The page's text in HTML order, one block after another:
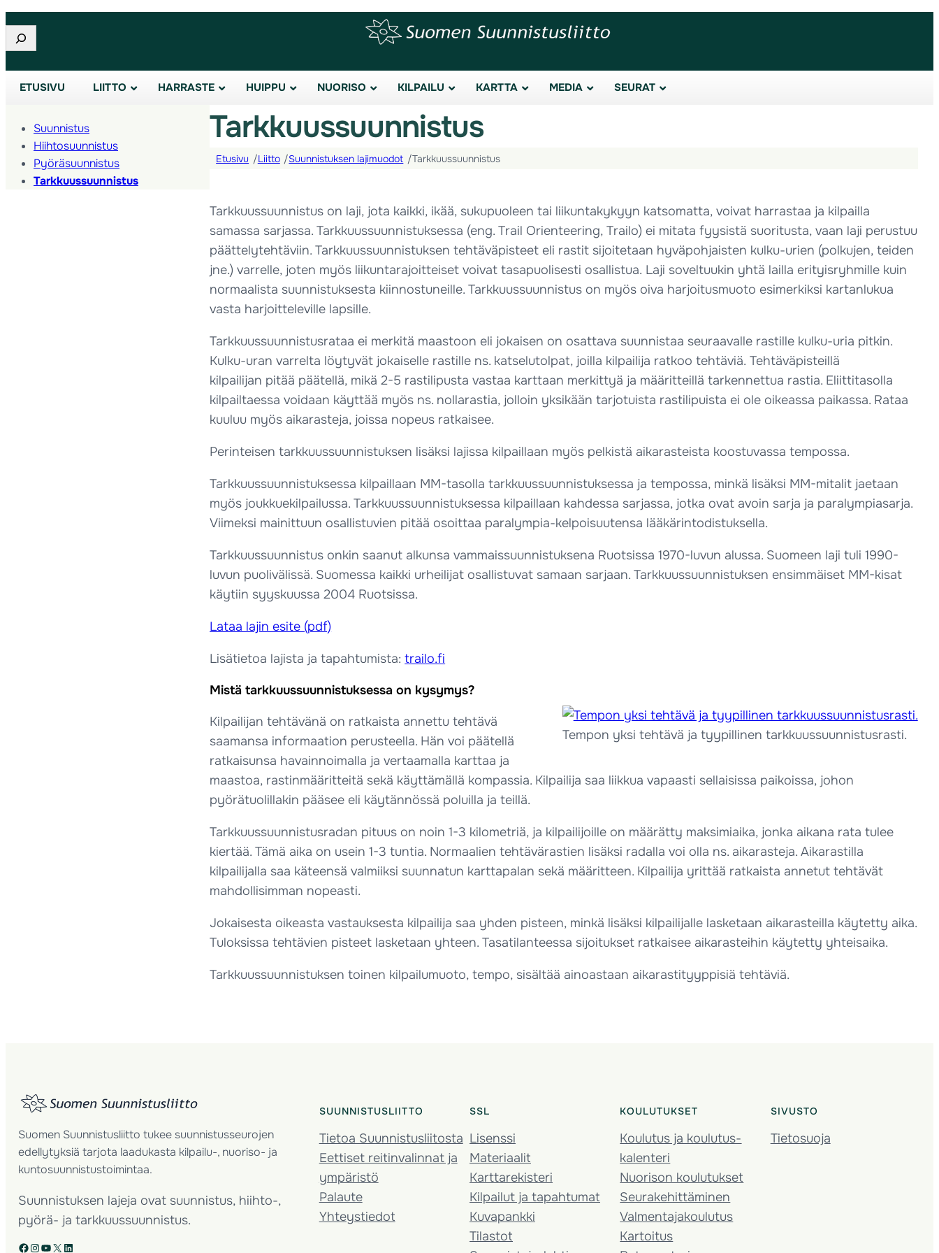
Etsi
ETUSIVU LIITTO HARRASTE HUIPPU NUORISO KILPAILU KARTTA MEDIA SEURAT
Suunnistus
Hiihtosuunnistus
Pyöräsuunnistus
Tarkkuussuunnistus
Tarkkuussuunnistus
Etusivu /Liitto /Suunnistuksen lajimuodot /Tarkkuussuunnistus
Tarkkuussuunnistus on laji, jota kaikki, ikää, sukupuoleen tai liikuntakykyyn katsomatta, voivat harrastaa ja kilpailla
samassa sarjassa. Tarkkuussuunnistuksessa (eng. Trail Orienteering, Trailo) ei mitata fyysistä suoritusta, vaan laji perustuu
päättelytehtäviin. Tarkkuussuunnistuksen tehtäväpisteet eli rastit sijoitetaan hyväpohjaisten kulku-urien (polkujen, teiden
jne.) varrelle, joten myös liikuntarajoitteiset voivat tasapuolisesti osallistua. Laji soveltuukin yhtä lailla erityisryhmille kuin
normaalista suunnistuksesta kiinnostuneille. Tarkkuussuunnistus on myös oiva harjoitusmuoto esimerkiksi kartanlukua
vasta harjoitteleville lapsille.
Tarkkuussuunnistusrataa ei merkitä maastoon eli jokaisen on osattava suunnistaa seuraavalle rastille kulku-uria pitkin.
Kulku-uran varrelta löytyvät jokaiselle rastille ns. katselutolpat, joilla kilpailija ratkoo tehtäviä. Tehtäväpisteillä
kilpailijan pitää päätellä, mikä 2-5 rastilipusta vastaa karttaan merkittyä ja määritteillä tarkennettua rastia. Eliittitasolla
kilpailtaessa voidaan käyttää myös ns. nollarastia, jolloin yksikään tarjotuista rastilipuista ei ole oikeassa paikassa. Rataa
kuuluu myös aikarasteja, joissa nopeus ratkaisee.
Perinteisen tarkkuussuunnistuksen lisäksi lajissa kilpaillaan myös pelkistä aikarasteista koostuvassa tempossa.
Tarkkuussuunnistuksessa kilpaillaan MM-tasolla tarkkuussuunnistuksessa ja tempossa, minkä lisäksi MM-mitalit jaetaan
myös joukkuekilpailussa. Tarkkuussuunnistuksessa kilpaillaan kahdessa sarjassa, jotka ovat avoin sarja ja paralympiasarja.
Viimeksi mainittuun osallistuvien pitää osoittaa paralympia-kelpoisuutensa lääkärintodistuksella.
Tarkkuussuunnistus onkin saanut alkunsa vammaissuunnistuksena Ruotsissa 1970-luvun alussa. Suomeen laji tuli 1990-
luvun puolivälissä. Suomessa kaikki urheilijat osallistuvat samaan sarjaan. Tarkkuussuunnistuksen ensimmäiset MM-kisat
käytiin syyskuussa 2004 Ruotsissa.
Lataa lajin esite (pdf)
Lisätietoa lajista ja tapahtumista:trailo.fi
Mistä tarkkuussuunnistuksessa on kysymys?
Tempon yksi tehtävä ja tyypillinen tarkkuussuunnistusrasti.
Kilpailijan tehtävänä on ratkaista annettu tehtävä
saamansa informaation perusteella. Hän voi päätellä
ratkaisunsa havainnoimalla ja vertaamalla karttaa ja
maastoa, rastinmääritteitä sekä käyttämällä kompassia. Kilpailija saa liikkua vapaasti sellaisissa paikoissa, johon
pyörätuolillakin pääsee eli käytännössä poluilla ja teillä.
Tarkkuussuunnistusradan pituus on noin 1-3 kilometriä, ja kilpailijoille on määrätty maksimiaika, jonka aikana rata tulee
kiertää. Tämä aika on usein 1-3 tuntia. Normaalien tehtävärastien lisäksi radalla voi olla ns. aikarasteja. Aikarastilla
kilpailijalla saa käteensä valmiiksi suunnatun karttapalan sekä määritteen. Kilpailija yrittää ratkaista annetut tehtävät
mahdollisimman nopeasti.
Jokaisesta oikeasta vastauksesta kilpailija saa yhden pisteen, minkä lisäksi kilpailijalle lasketaan aikarasteilla käytetty aika.
Tuloksissa tehtävien pisteet lasketaan yhteen. Tasatilanteessa sijoitukset ratkaisee aikarasteihin käytetty yhteisaika.
Tarkkuussuunnistuksen toinen kilpailumuoto, tempo, sisältää ainoastaan aikarastityyppisiä tehtäviä.
Suomen Suunnistusliitto tukee suunnistusseurojen
edellytyksiä tarjota laadukasta kilpailu-, nuoriso- ja
kuntosuunnistustoimintaa.
Suunnistuksen lajeja ovat suunnistus, hiihto-,
pyörä- ja tarkkuussuunnistus.
Facebook Instagram YouTube X LinkedIn
SUUNNISTUSLIITTO
Tietoa Suunnistusliitosta
Eettiset reitinvalinnat ja
ympäristö
Palaute
Yhteystiedot
SSL
Lisenssi
Materiaalit
Karttarekisteri
Kilpailut ja tapahtumat
Kuvapankki
Tilastot
KOULUTUKSET
Koulutus ja koulutus­
kalenteri
Nuorison koulutukset
Seura­kehittäminen
Valmentaja­koulutus
Kartoitus
SIVUSTO
Tietosuoja